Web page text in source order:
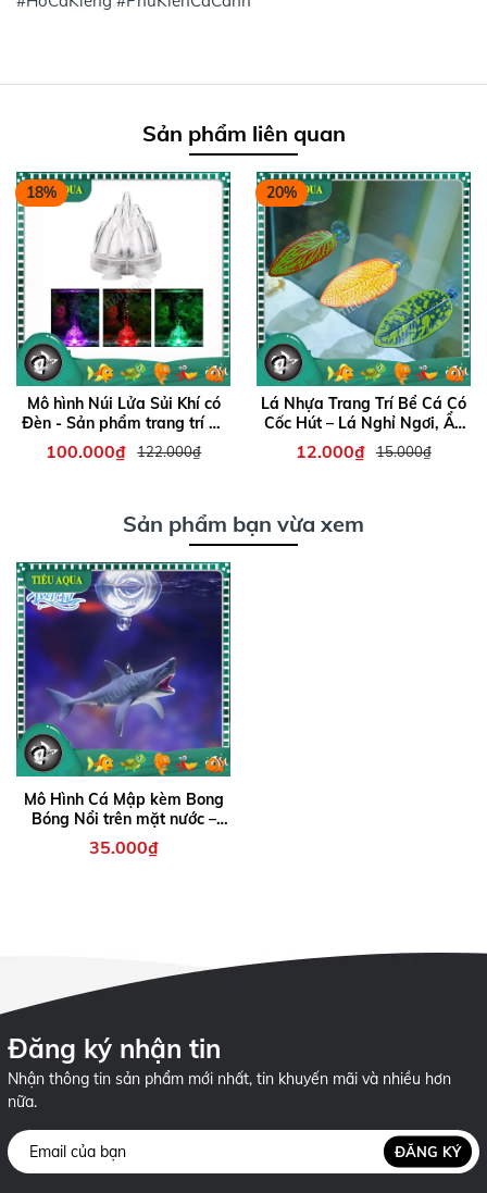
Sản phẩm liên quan
18%
Mô hình Núi Lửa Sủi Khí có
Đèn - Sản phẩm trang trí hồ
cá thêm sinh động
100.000₫ 122.000₫
20%
Lá Nhựa Trang Trí Bể Cá Có
Cốc Hút – Lá Nghỉ Ngơi, Ẩn
Nấp, Làm Tổ cho cá Betta
và các loại cá khác
12.000₫ 15.000₫
Sản phẩm bạn vừa xem
Mô Hình Cá Mập kèm Bong
Bóng Nổi trên mặt nước –
Phụ kiện độc đáo giúp bể cá
thêm sinh động, đáng yêu
35.000₫
Đăng ký nhận tin
Nhận thông tin sản phẩm mới nhất, tin khuyến mãi và nhiều hơn
nữa.
ĐĂNG KÝ